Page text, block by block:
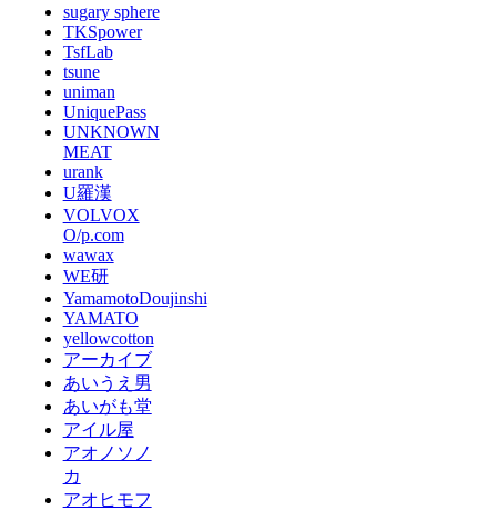
sugary sphere
TKSpower
TsfLab
tsune
uniman
UniquePass
UNKNOWN
MEAT
urank
U羅漢
VOLVOX
O/p.com
wawax
WE研
YamamotoDoujinshi
YAMATO
yellowcotton
アーカイブ
あいうえ男
あいがも堂
アイル屋
アオノソノ
カ
アオヒモフ